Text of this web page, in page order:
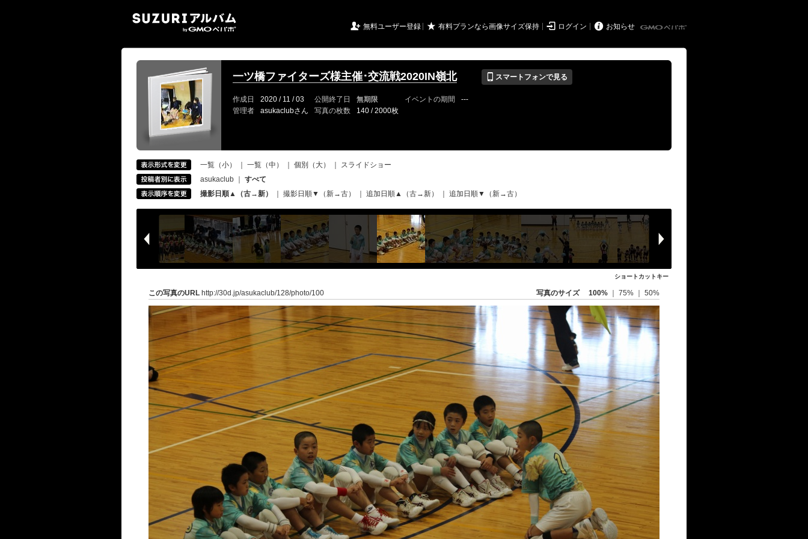
 無料ユーザー登録 ★ 有料プランなら画像サイズ保持  ログイン  お知らせ
一ツ橋ファイターズ様主催･交流戦2020IN嶺北 📱 スマートフォンで見る
作成日 2020 / 11 / 03 公開終了日 無期限 イベントの期間
---
管理者
asukaclubさん 写真の枚数 140 / 2000枚
一覧（小） 一覧（中） 個別（大）
スライドショー
asukaclub
すべて
撮影日順▲（古→新）
撮影日順▼（新→古） 追加日順▲（古→新） 追加日順▼（新→古）
ショートカットキー
この写真のURL http://30d.jp/asukaclub/128/photo/100 写真のサイズ 100% 75% 50%